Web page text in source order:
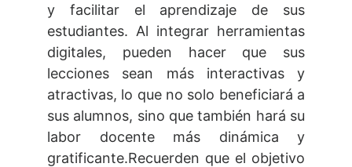
y facilitar el aprendizaje de sus
estudiantes. Al integrar herramientas
digitales, pueden hacer que sus
lecciones sean más interactivas y
atractivas, lo que no solo beneficiará a
sus alumnos, sino que también hará su
labor docente más dinámica y
gratificante.Recuerden que el objetivo